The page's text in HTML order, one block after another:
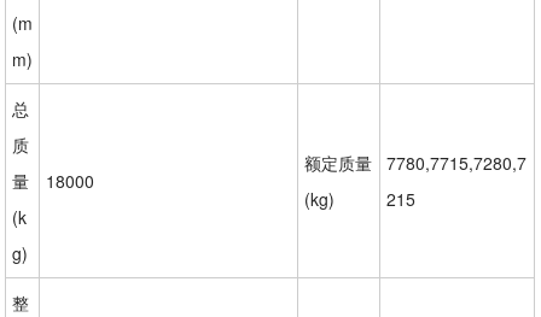
(m
m)
总
质
量
(k
g)
18000
额定质量
(kg)
7780,7715,7280,7
215
整